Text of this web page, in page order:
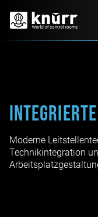
Integrierte
Moderne
Technikintegration